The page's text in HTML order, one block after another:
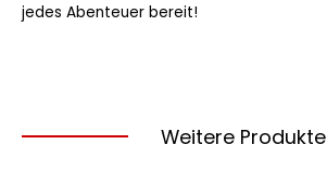
jedes Abenteuer bereit!
Weitere Produkte